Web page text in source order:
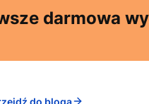
darmowa
do bloga